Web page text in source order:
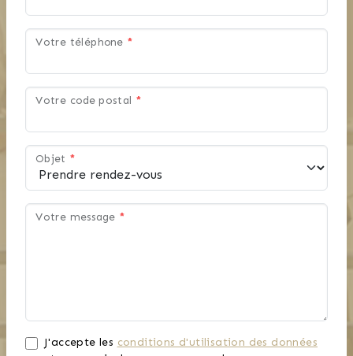
Votre téléphone *
Votre code postal *
Objet *
Votre message *
J'accepte les conditions d'utilisation des données